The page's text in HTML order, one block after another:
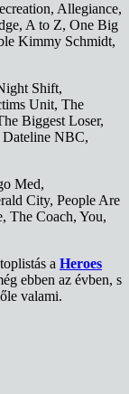
Allegiance,
A to Z, One Big
Kimmy Schmidt,
Shift,
Unit, The
Biggest Loser,
NBC,
Med,
City, People Are
The Coach, You,
a Heroes
ebben az évben, s
valami.